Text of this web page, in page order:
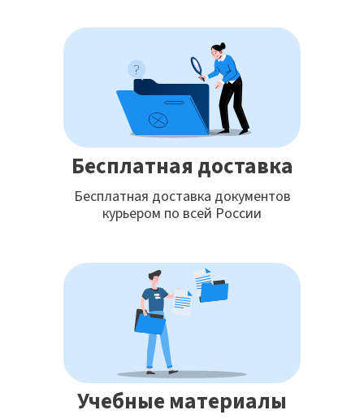
Бесплатная доставка
Бесплатная доставка документов
курьером по всей России
Учебные материалы